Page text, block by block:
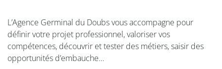
L’Agence Germinal du Doubs vous accompagne pour
définir votre projet professionnel, valoriser vos
compétences, découvrir et tester des métiers, saisir des
opportunités d’embauche…